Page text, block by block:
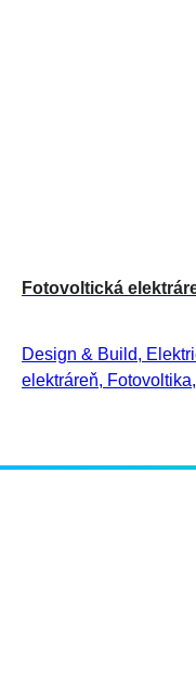
Fotovoltická
Design & Build,
elektráreň,